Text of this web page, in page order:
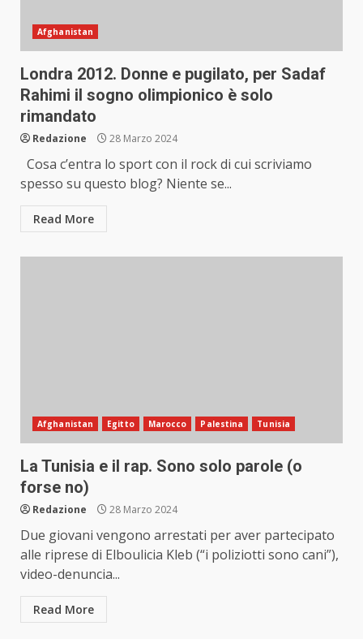
Afghanistan
Londra 2012. Donne e pugilato, per Sadaf
Rahimi il sogno olimpionico è solo
rimandato
Redazione 28 Marzo 2024
Cosa c’entra lo sport con il rock di cui scriviamo
spesso su questo blog? Niente se...
Read More
Afghanistan Egitto Marocco Palestina Tunisia
La Tunisia e il rap. Sono solo parole (o
forse no)
Redazione 28 Marzo 2024
Due giovani vengono arrestati per aver partecipato
alle riprese di Elboulicia Kleb (“i poliziotti sono cani”),
video-denuncia...
Read More